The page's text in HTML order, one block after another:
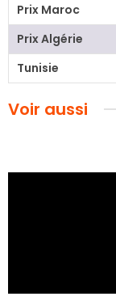
Prix Maroc
Prix Algérie
Tunisie
Voir aussi